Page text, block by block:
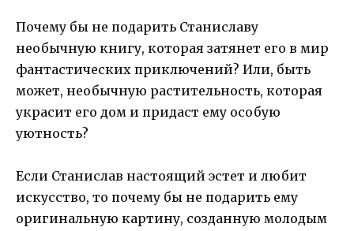
Почему бы не подарить Станиславу
необычную книгу, которая затянет его в мир
фантастических приключений? Или, быть
может, необычную растительность, которая
украсит его дом и придаст ему особую
уютность?
Если Станислав настоящий эстет и любит
искусство, то почему бы не подарить ему
оригинальную картину, созданную молодым